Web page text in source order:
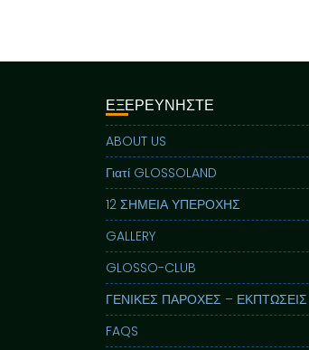
ΕΞΕΡΕΥΝΗΣΤΕ
ABOUT US
Γιατί GLOSSOLAND
12 ΣΗΜΕΙΑ ΥΠΕΡΟΧΗΣ
GALLERY
GLOSSO-CLUB
ΓΕΝΙΚΕΣ ΠΑΡΟΧΕΣ – ΕΚΠΤΩΣΕΙΣ
FAQS